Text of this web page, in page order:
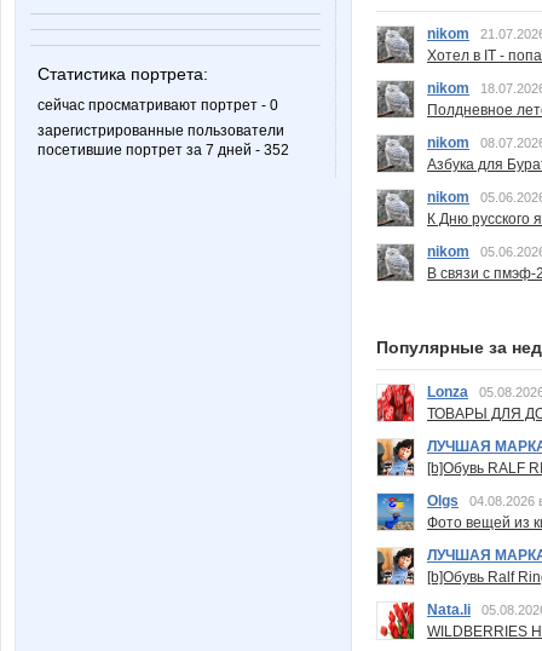
Статистика портрета:
сейчас просматривают портрет - 0
зарегистрированные пользователи
посетившие портрет за 7 дней - 352
nikom
Хотел в IT -
nikom
Полдневное
nikom
Азбука для
nikom
К Дню русского
nikom
В связи с пмэф-
Популярные за
Lonza
ТОВАРЫ ДЛЯ
ЛУЧШАЯ
[b]Обувь RALF
Olgs
04.08.2026
Фото вещей из
ЛУЧШАЯ
[b]Обувь Ralf
Nata.li